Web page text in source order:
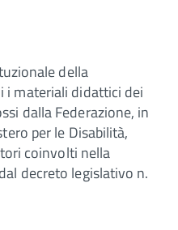
della
i materiali didattici dei
dalla Federazione, in
per le Disabilità,
coinvolti nella
decreto legislativo n.